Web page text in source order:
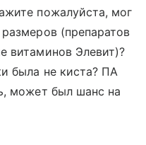
пожалуйста, мог
(препаратов
витаминов Элевит)?
была не киста? ПА
может был шанс на